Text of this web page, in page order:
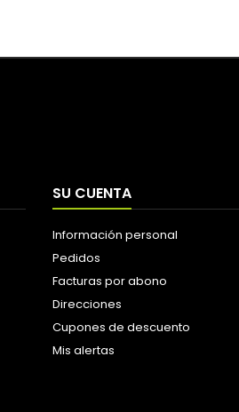
SU CUENTA
Información personal
Pedidos
Facturas por abono
Direcciones
Cupones de descuento
Mis alertas